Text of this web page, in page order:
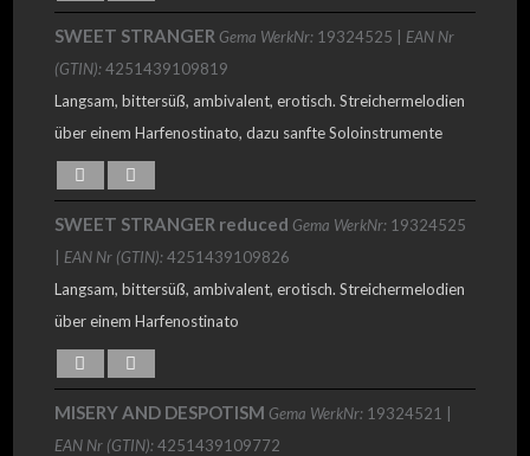
SWEET STRANGER Gema WerkNr: 19324525 | EAN Nr
(GTIN):4251439109819
Langsam, bittersüß, ambivalent, erotisch. Streichermelodien
über einem Harfenostinato, dazu sanfte Soloinstrumente
SWEET STRANGER reduced Gema WerkNr: 19324525
EAN Nr (GTIN):4251439109826
Langsam, bittersüß, ambivalent, erotisch. Streichermelodien
über einem Harfenostinato
MISERY AND DESPOTISM Gema WerkNr: 19324521 |
EAN Nr (GTIN):4251439109772